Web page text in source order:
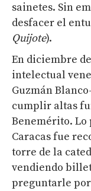
sainetes. Sin
desfacer el
Quijote).
En diciembre
intelectual
Guzmán
cumplir altas
Benemérito.
Caracas fue
torre de la
vendiendo
preguntarle por